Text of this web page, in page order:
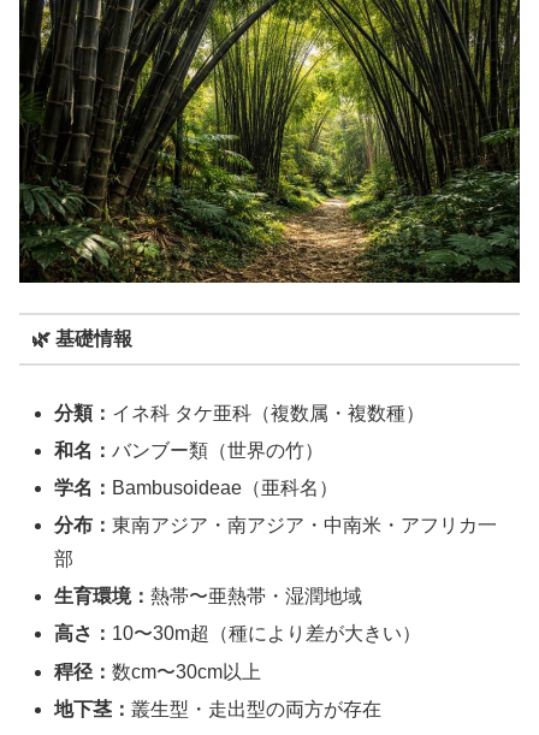
🌿 基礎情報
分類： イネ科 タケ亜科（複数属・複数種）
和名：バンブー類（世界の竹）
学名： Bambusoideae（亜科名）
分布：東南アジア・南アジア・中南米・アフリカ一
部
生育環境：熱帯〜亜熱帯・湿潤地域
高さ： 10〜30m超（種により差が大きい）
稈径：数cm〜30cm以上
地下茎：叢生型・走出型の両方が存在